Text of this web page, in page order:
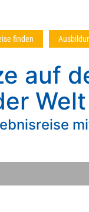
finden
auf
Welt